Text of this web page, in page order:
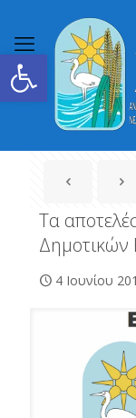
Ανοίξτε τη γραμμή
Τα
Δημοτικών
4 Ιουνίου